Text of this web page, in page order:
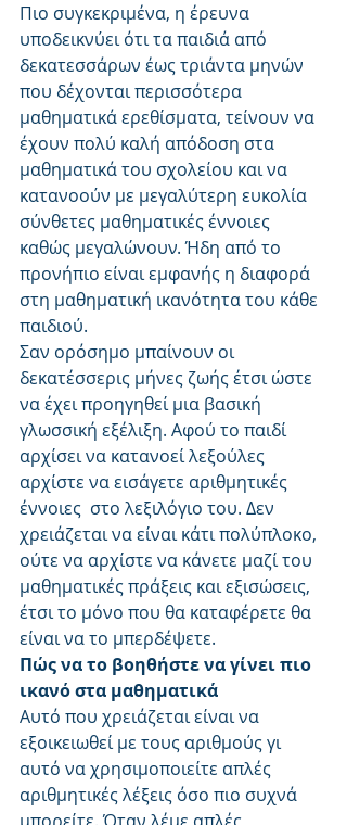
Πιο συγκεκριμένα, η έρευνα
υποδεικνύει ότι τα παιδιά από
δεκατεσσάρων έως τριάντα μηνών
που δέχονται περισσότερα
μαθηματικά ερεθίσματα, τείνουν να
έχουν πολύ καλή απόδοση στα
μαθηματικά του σχολείου και να
κατανοούν με μεγαλύτερη ευκολία
σύνθετες μαθηματικές έννοιες
καθώς μεγαλώνουν. Ήδη από το
προνήπιο είναι εμφανής η διαφορά
στη μαθηματική ικανότητα του κάθε
παιδιού.
Σαν ορόσημο μπαίνουν οι
δεκατέσσερις μήνες ζωής έτσι ώστε
να έχει προηγηθεί μια βασική
γλωσσική εξέλιξη. Αφού το παιδί
αρχίσει να κατανοεί λεξούλες
αρχίστε να εισάγετε αριθμητικές
έννοιες  στο λεξιλόγιο του. Δεν
χρειάζεται να είναι κάτι πολύπλοκο,
ούτε να αρχίστε να κάνετε μαζί του
μαθηματικές πράξεις και εξισώσεις,
έτσι το μόνο που θα καταφέρετε θα
είναι να το μπερδέψετε.
Πώς να το βοηθήστε να γίνει πιο
ικανό στα μαθηματικά
Αυτό που χρειάζεται είναι να
εξοικειωθεί με τους αριθμούς γι
αυτό να χρησιμοποιείτε απλές
αριθμητικές λέξεις όσο πιο συχνά